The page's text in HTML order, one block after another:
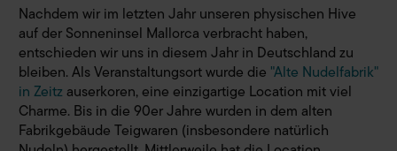
Nachdem wir im letzten Jahr unseren physischen Hive
auf der Sonneninsel Mallorca verbracht haben,
entschieden wir uns in diesem Jahr in Deutschland zu
bleiben. Als Veranstaltungsort wurde die "Alte Nudelfabrik"
in Zeitz auserkoren, eine einzigartige Location mit viel
Charme. Bis in die 90er Jahre wurden in dem alten
Fabrikgebäude Teigwaren (insbesondere natürlich